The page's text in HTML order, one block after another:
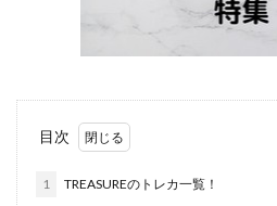
目次
1 TREASUREのトレカ一覧！